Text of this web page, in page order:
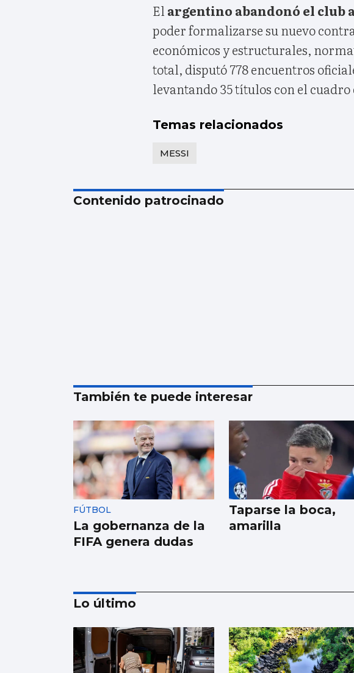
El argentino abandonó el club
poder formalizarse su nuevo
económicos y estructurales,
total, disputó 778 encuentros
levantando 35 títulos con el
Temas relacionados
MESSI
Contenido patrocinado
También te puede interesar
FÚTBOL
La gobernanza de la
FIFA genera dudas
Taparse la boca,
amarilla
NATACIÓN ARTÍSTICA
Lo último